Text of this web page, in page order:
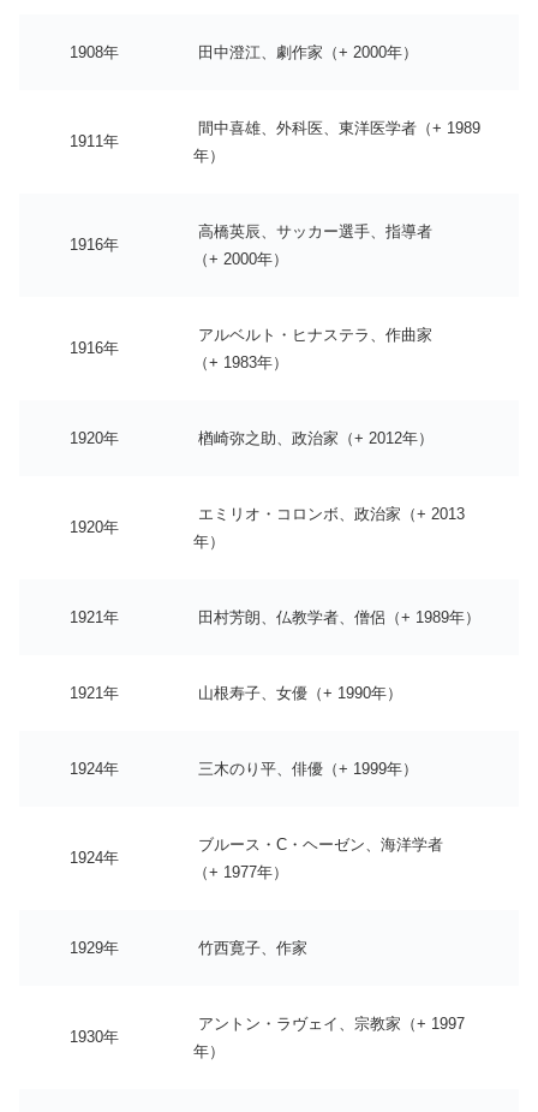
1908年 田中澄江、劇作家（+ 2000年）
1911年
間中喜雄、外科医、東洋医学者（+ 1989
年）
1916年
高橋英辰、サッカー選手、指導者
（+ 2000年）
1916年
アルベルト・ヒナステラ、作曲家
（+ 1983年）
1920年 楢崎弥之助、政治家（+ 2012年）
1920年
エミリオ・コロンボ、政治家（+ 2013
年）
1921年 田村芳朗、仏教学者、僧侶（+ 1989年）
1921年 山根寿子、女優（+ 1990年）
1924年 三木のり平、俳優（+ 1999年）
1924年
ブルース・C・ヘーゼン、海洋学者
（+ 1977年）
1929年 竹西寛子、作家
1930年
アントン・ラヴェイ、宗教家（+ 1997
年）